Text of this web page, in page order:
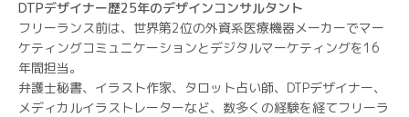
DTPデザイナー歴25年のデザインコンサルタント
フリーランス前は、世界第2位の外資系医療機器メーカーでマー
ケティングコミュニケーションとデジタルマーケティングを16
年間担当。
弁護士秘書、イラスト作家、タロット占い師、DTPデザイナー、
メディカルイラストレーターなど、数多くの経験を経てフリーラ